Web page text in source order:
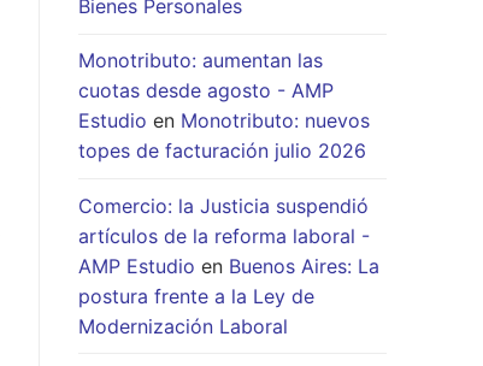
Bienes Personales
Monotributo: aumentan las
cuotas desde agosto - AMP
Estudio en Monotributo: nuevos
topes de facturación julio 2026
Comercio: la Justicia suspendió
artículos de la reforma laboral -
AMP Estudio en Buenos Aires: La
postura frente a la Ley de
Modernización Laboral